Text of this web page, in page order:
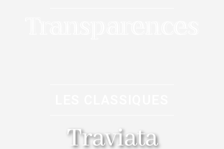
Traviata